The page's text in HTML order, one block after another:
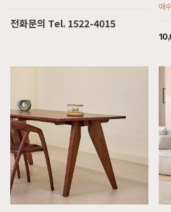
[[하모니] M형 라운드형
8월 1일 서울 관악 우**고객
8월 1일 경기 과천 엄**고객
[[도르브라운] 풀오일가죽 3인
8월 1일 경기 과천 엄**고객
[[헤리티지월넛] 끌레르
8월 1일 경기 과천 엄**고
[[블랙러버] AY형 장
8월 1일 인천 남동 추**고
전화문의 Tel. 1522-4015
애